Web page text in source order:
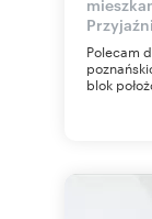
Przyjaźni
Polecam
blok